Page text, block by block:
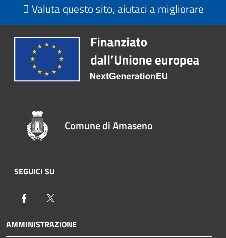
Valuta questo sito, aiutaci a migliorare
Comune di Amaseno
SEGUICI SU
Facebook
AMMINISTRAZIONE